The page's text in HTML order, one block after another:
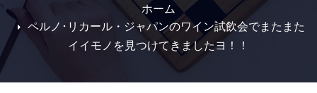
ホーム
ペルノ･リカール・ジャパンのワイン試飲会でまたまた
イイモノを見つけてきましたヨ！！